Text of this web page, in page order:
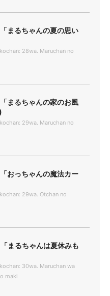
るちゃんの夏の思い
28wa. Maruchan no
るちゃんの家のお風
29wa. Maruchan no
っちゃんの魔法カー
29wa. Otchan no
るちゃんは夏休みも
30wa. Maruchan wa
maki